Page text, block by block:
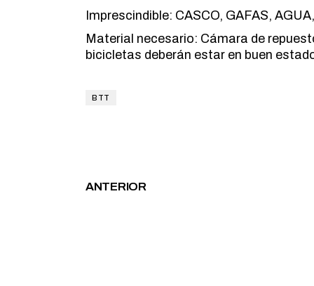
Imprescindible: CASCO, GAFAS,
Material necesario: Cámara de
bicicletas deberán estar en buen
BTT
ANTERIOR